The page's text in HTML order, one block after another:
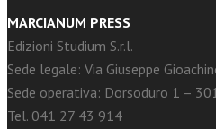
MARCIANUM PRESS
Edizioni Studium S.r.l.
Sede legale: Via Giuseppe
Sede operativa: Dorsoduro 1 –
Tel. 041 27 43 914